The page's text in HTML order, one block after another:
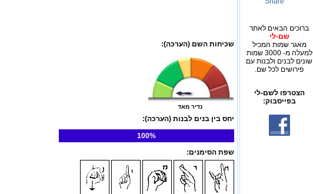
ברוכים הבאים לאתר
שם-לי
מאגר שמות המכיל
למעלה מ- 3000 שמות
שונים לבנים ולבנות עם
פירושים לכל שם.
הצטרפו לשם-לי
בפייסבוק:
שכיחות השם (הערכה):
נדיר מאד
יחס בין בנים לבנות (הערכה):
100%
שפת הסימנים: